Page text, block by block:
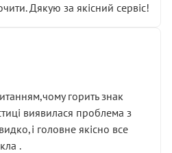
Дякую за якісний сервіс!
горить знак
виявилася проблема з
головне якісно все
.